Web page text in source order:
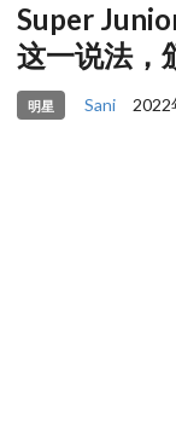
Super
这一说法，
明星 Sani 2022